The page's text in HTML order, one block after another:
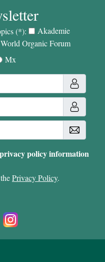
(*):
Akademie
World Organic Forum
Mx
policy information
Privacy Policy.